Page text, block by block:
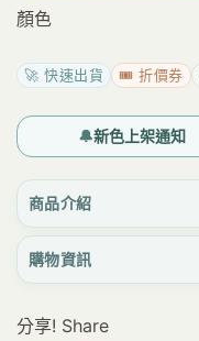
顏色
🚀 快速出貨 🎟️ 折價券
🔔新色上架通知
商品介紹
購物資訊
分享! Share